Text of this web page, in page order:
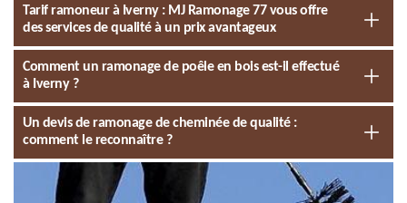
Tarif ramoneur à Iverny : MJ Ramonage 77 vous offre
des services de qualité à un prix avantageux
Comment un ramonage de poêle en bois est-il effectué
à Iverny ?
Un devis de ramonage de cheminée de qualité :
comment le reconnaître ?